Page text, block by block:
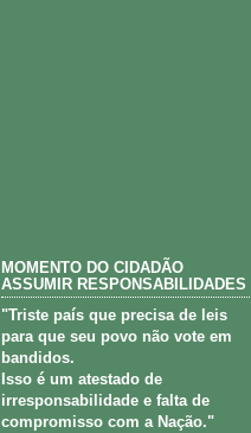
MOMENTO DO CIDADÃO
ASSUMIR RESPONSABILIDADES
"Triste país que precisa de leis
para que seu povo não vote em
bandidos.
Isso é um atestado de
irresponsabilidade e falta de
compromisso com a Nação."